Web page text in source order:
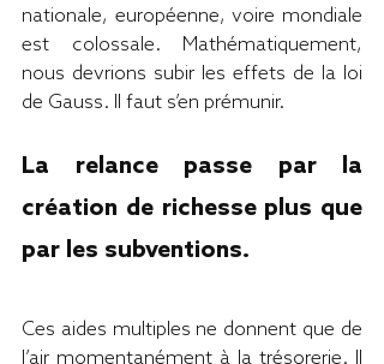
nationale, européenne, voire mondiale
est colossale. Mathématiquement,
nous devrions subir les effets de la loi
de Gauss. Il faut s’en prémunir.
La relance passe par la
création de richesse plus que
par les subventions.
Ces aides multiples ne donnent que de
l’air momentanément à la trésorerie. Il